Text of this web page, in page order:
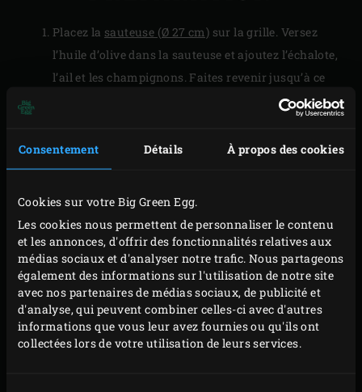
Consentement Détails À propos des cookies
Cookies sur votre Big Green Egg.
Les cookies nous permettent de personnaliser le contenu
et les annonces, d'offrir des fonctionnalités relatives aux
médias sociaux et d'analyser notre trafic. Nous partageons
également des informations sur l'utilisation de notre site
avec nos partenaires de médias sociaux, de publicité et
d'analyse, qui peuvent combiner celles-ci avec d'autres
informations que vous leur avez fournies ou qu'ils ont
collectées lors de votre utilisation de leurs services.
Placez la sauteuse (Ø 27 cm) sur la grille. Versez
l’huile d’olive dans la sauteuse et ajoutez l’échalote,
l’ail et les champignons. Faites revenir jusqu’à ce
Retirez la sauteuse du kamado, versez le mélange
de champignons dans un bol et laissez refroidir.
Coupez les pattes des carcasses de faisan et retirez
la viande des os des pattes. Coupez la viande des
pattes très finement, comme un steak tartare.
Mélangez la viande des pattes avec le mélange de
champignons refroidi et les pistaches, salez et
poivrez à convenance. Essorez la crépine et étalez-la
sur votre plan de travail. Séchez-la avec du papier